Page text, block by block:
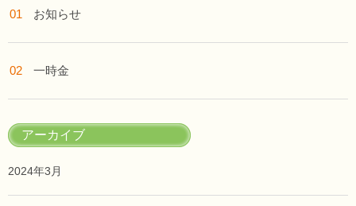
お知らせ
一時金
アーカイブ
2024年3月